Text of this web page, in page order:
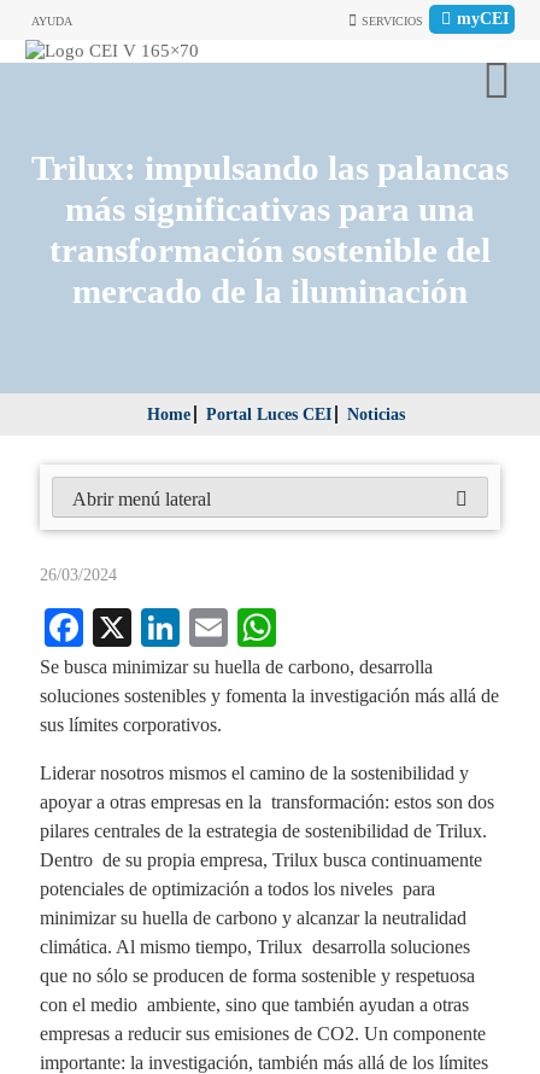
AYUDA myCEI
SERVICIOS
Trilux: impulsando las palancas
más significativas para una
transformación sostenible del
mercado de la iluminación
Home Portal Luces CEI Noticias
26/03/2024
Fa
ce
bo
ok
X
Li
nk
ed
In
E
m
ail
ha
ts
pp
Se busca minimizar su huella de carbono, desarrolla
soluciones sostenibles y fomenta la investigación más allá de
sus límites corporativos.
Liderar nosotros mismos el camino de la sostenibilidad y
apoyar a otras empresas en la transformación: estos son dos
pilares centrales de la estrategia de sostenibilidad de Trilux.
Dentro de su propia empresa, Trilux busca continuamente
potenciales de optimización a todos los niveles para
minimizar su huella de carbono y alcanzar la neutralidad
climática. Al mismo tiempo, Trilux desarrolla soluciones
que no sólo se producen de forma sostenible y respetuosa
con el medio ambiente, sino que también ayudan a otras
empresas a reducir sus emisiones de CO2. Un componente
importante: la investigación, también más allá de los límites
Abrir menú lateral